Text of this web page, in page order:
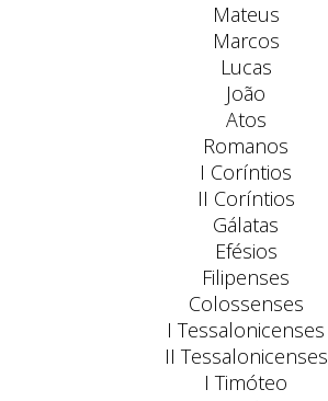
Mateus
Marcos
Lucas
João
Atos
Romanos
I Coríntios
II Coríntios
Gálatas
Efésios
Filipenses
Colossenses
I Tessalonicenses
II Tessalonicenses
I Timóteo